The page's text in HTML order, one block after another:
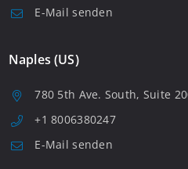
E-Mail senden
Naples (US)
780 5th Ave. South, Suite
+1 8006380247
E-Mail senden